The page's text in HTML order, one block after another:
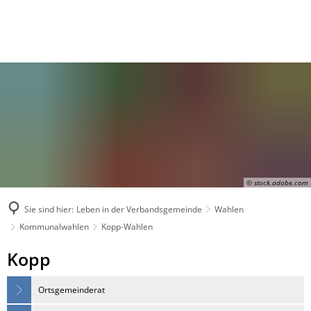
© stock.adobe.com
Sie sind hier: Leben in der Verbandsgemeinde
Wahlen
Kommunalwahlen
Kopp-Wahlen
Kopp-
Wahlen
Kopp
Ortsgemeinderat